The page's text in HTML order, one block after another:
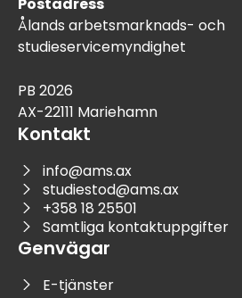
Ålands arbetsmarknads- och
studieservicemyndighet
PB 2026
AX-22111 Mariehamn
Kontakt
info@ams.ax
studiestod@ams.ax
+358 18 25501
Samtliga kontaktuppgifter
Genvägar
E-tjänster